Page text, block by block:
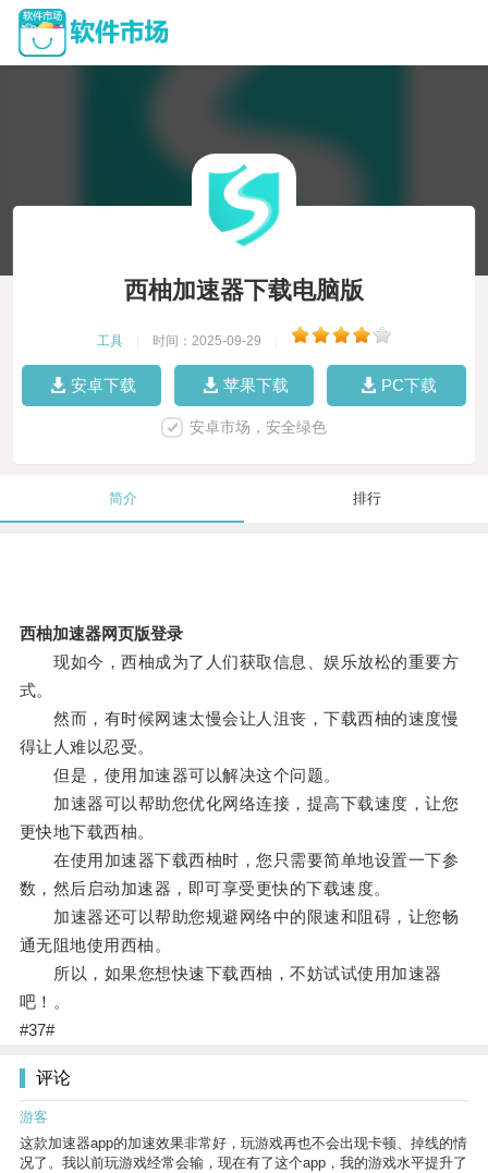
西柚加速器下载电脑版
工具 时间：2025-09-29
安卓下载 苹果下载 PC下载
安卓市场，安全绿色
简介 排行
西柚加速器网页版登录
现如今，西柚成为了人们获取信息、娱乐放松的重要方
式。
然而，有时候网速太慢会让人沮丧，下载西柚的速度慢
得让人难以忍受。
但是，使用加速器可以解决这个问题。
加速器可以帮助您优化网络连接，提高下载速度，让您
更快地下载西柚。
在使用加速器下载西柚时，您只需要简单地设置一下参
数，然后启动加速器，即可享受更快的下载速度。
加速器还可以帮助您规避网络中的限速和阻碍，让您畅
通无阻地使用西柚。
所以，如果您想快速下载西柚，不妨试试使用加速器
吧！。
#37#
评论
游客
这款加速器app的加速效果非常好，玩游戏再也不会出现卡顿、掉线的情
况了。我以前玩游戏经常会输，现在有了这个app，我的游戏水平提升了